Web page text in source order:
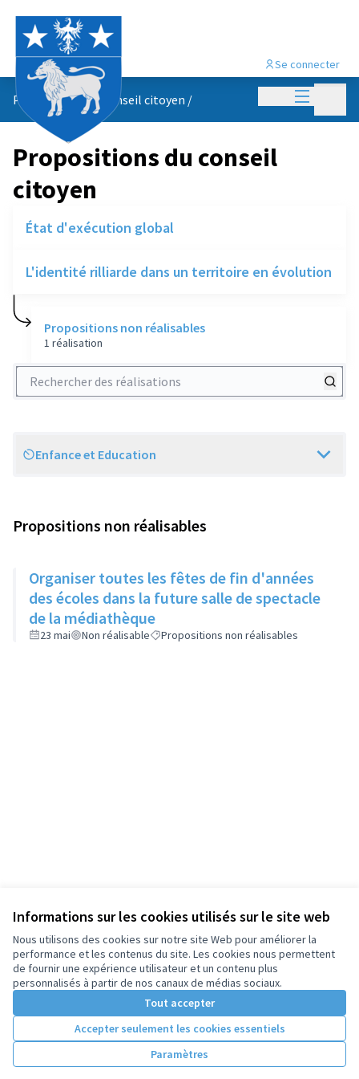
Informations sur les cookies utilisés sur le site web
Nous utilisons des cookies sur notre site Web pour améliorer la
performance et les contenus du site. Les cookies nous permettent
de fournir une expérience utilisateur et un contenu plus
personnalisés à partir de nos canaux de médias sociaux.
Tout accepter
Accepter seulement les cookies essentiels
Paramètres
Menu
Se connecter
Propositions du conseil citoyen /
Propositions du conseil
citoyen
État d'exécution global
L'identité rilliarde dans un territoire en évolution
Propositions non réalisables
1 réalisation
Rechercher des réalisations
Scope
Enfance et Education
Propositions non réalisables
Organiser toutes les fêtes de fin d'années
des écoles dans la future salle de spectacle
de la médiathèque
23 mai Non réalisable Propositions non réalisables